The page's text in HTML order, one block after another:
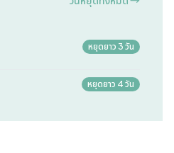
หยุดยาว 3 วัน
หยุดยาว 4 วัน